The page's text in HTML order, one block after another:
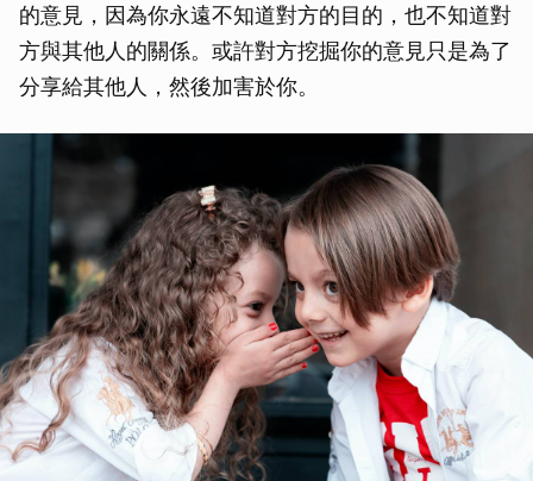
的意見，因為你永遠不知道對方的目的，也不知道對
方與其他人的關係。或許對方挖掘你的意見只是為了
分享給其他人，然後加害於你。